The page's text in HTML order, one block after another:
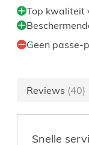
Collectie
Formaat
Barcode
Top kwaliteit
Geen passe-
Reviews (40)
Snelle